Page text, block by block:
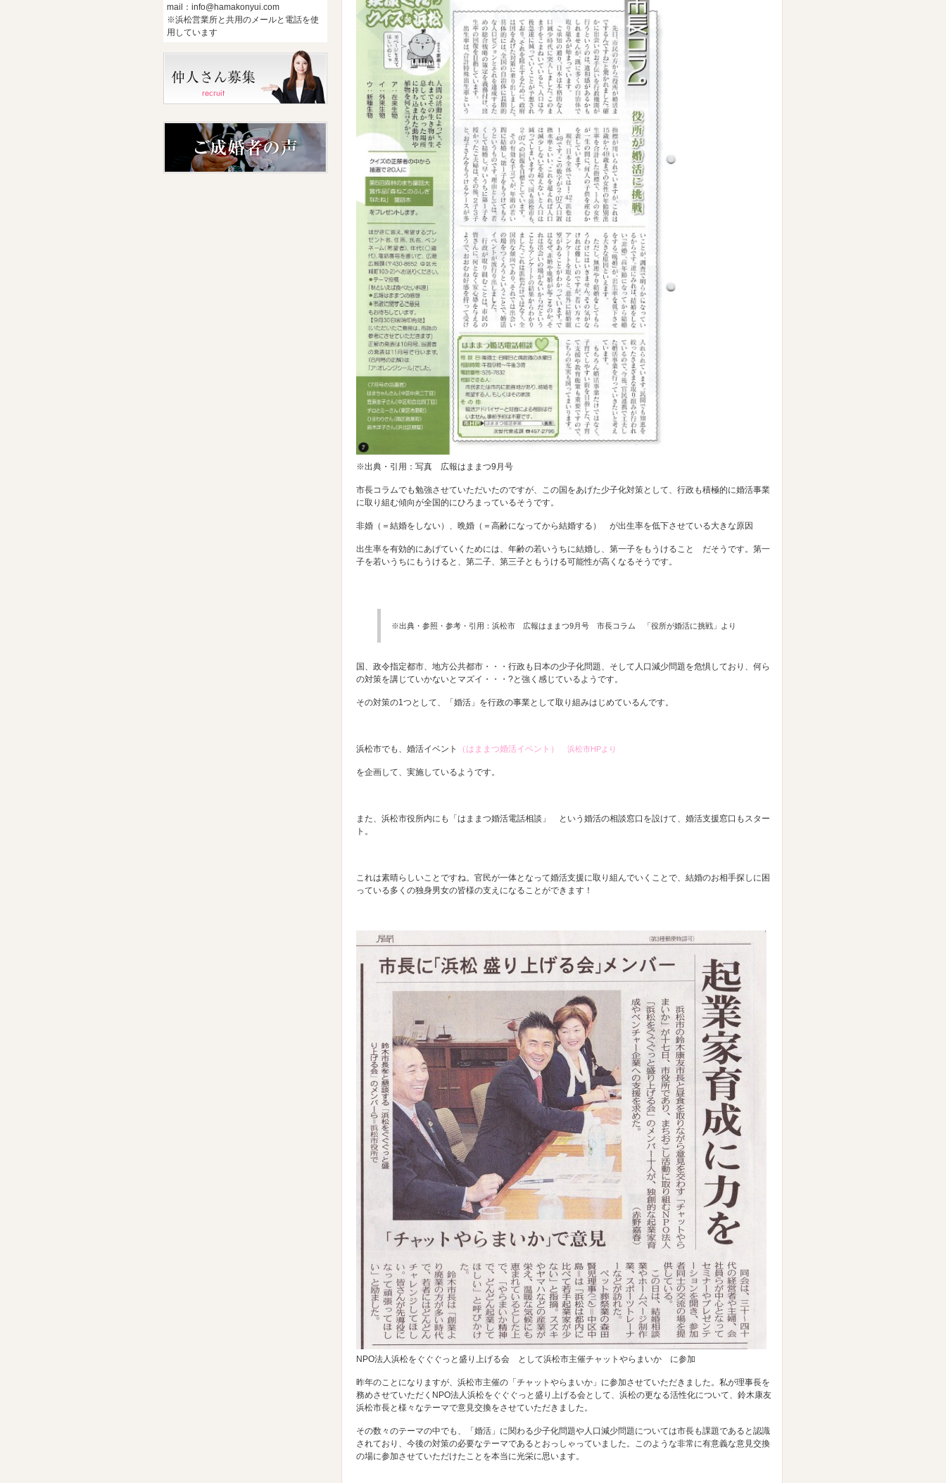
※出典・引用：写真 広報はままつ9月号
市長コラムでも勉強させていただいたのですが、この国をあげた少子化対策として、行政も積極的に婚活事業
に取り組む傾向が全国的にひろまっているそうです。
非婚（＝結婚をしない）、晩婚（＝高齢になってから結婚する） が出生率を低下させている大きな原因
出生率を有効的にあげていくためには、年齢の若いうちに結婚し、第一子をもうけること だそうです。第一
子を若いうちにもうけると、第二子、第三子ともうける可能性が高くなるそうです。
※出典・参照・参考・引用：浜松市 広報はままつ9月号 市長コラム 「役所が婚活に挑戦」より
国、政令指定都市、地方公共都市・・・行政も日本の少子化問題、そして人口減少問題を危惧しており、何ら
の対策を講じていかないとマズイ・・・?と強く感じているようです。
その対策の1つとして、「婚活」を行政の事業として取り組みはじめているんです。
浜松市でも、婚活イベント （ はままつ婚活イベント ） 浜松市HPより
を企画して、実施しているようです。
また、浜松市役所内にも「はままつ婚活電話相談」 という婚活の相談窓口を設けて、婚活支援窓口もスター
ト。
これは素晴らしいことですね。官民が一体となって婚活支援に取り組んでいくことで、結婚のお相手探しに困
っている多くの独身男女の皆様の支えになることができます！
NPO法人浜松をぐぐぐっと盛り上げる会 として浜松市主催チャットやらまいか に参加
昨年のことになりますが、浜松市主催の「チャットやらまいか」に参加させていただきました。私が理事長を
務めさせていただくNPO法人浜松をぐぐぐっと盛り上げる会として、浜松の更なる活性化について、鈴木康友
浜松市長と様々なテーマで意見交換をさせていただきました。
その数々のテーマの中でも、「婚活」に関わる少子化問題や人口減少問題については市長も課題であると認識
されており、今後の対策の必要なテーマであるとおっしゃっていました。このような非常に有意義な意見交換
の場に参加させていただけたことを本当に光栄に思います。
mail：info@hamakonyui.com
※浜松営業所と共用のメールと電話を使
用しています